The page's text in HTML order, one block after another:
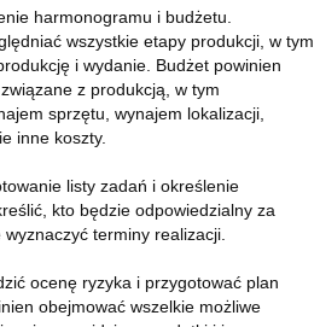
harmonogramu i budżetu.
wszystkie etapy produkcji, w tym
i wydanie. Budżet powinien
z produkcją, w tym
sprzętu, wynajem lokalizacji,
inne koszty.
listy zadań i określenie
kto będzie odpowiedzialny za
terminy realizacji.
ocenę ryzyka i przygotować plan
obejmować wszelkie możliwe